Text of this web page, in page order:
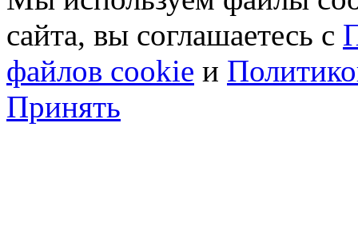
сайта, вы соглашаетесь с
файлов cookie и
Принять